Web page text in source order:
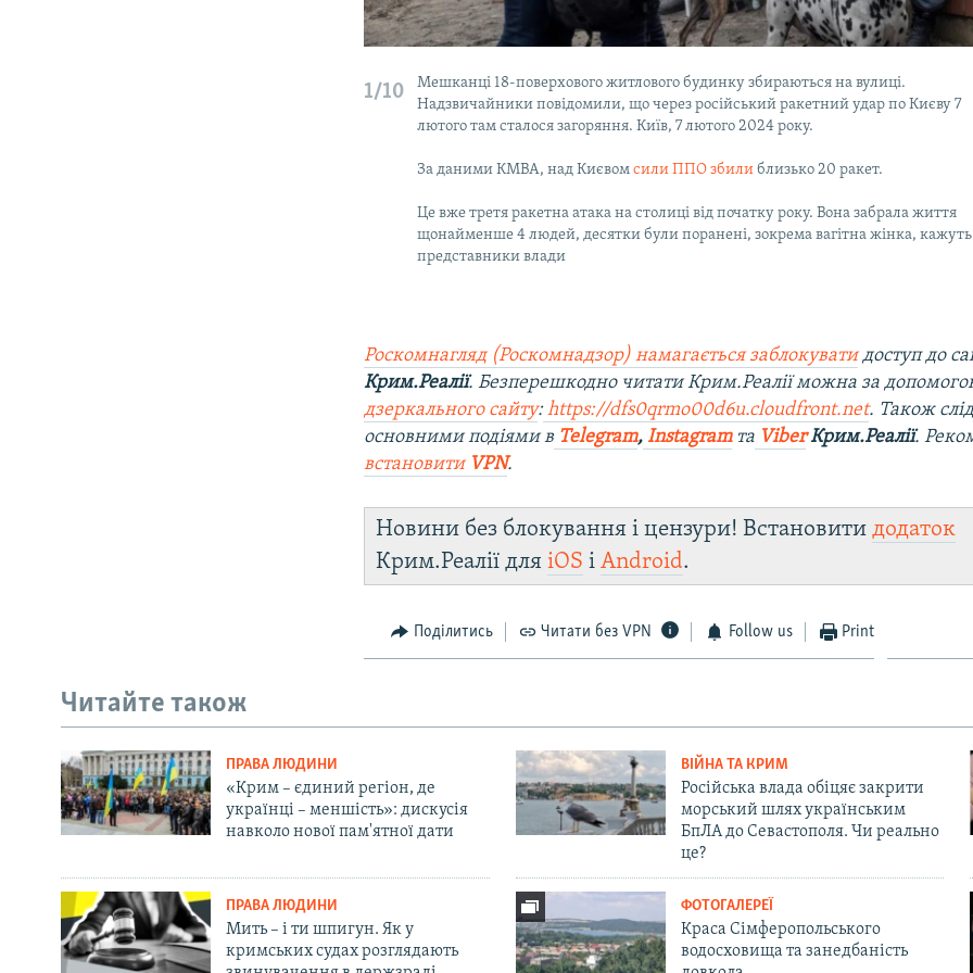
1/10
Мешканці 18-поверхового житлового будинку збираються на вулиці.
Надзвичайники повідомили, що через російський ракетний удар по Києву 7
лютого там сталося загоряння. Київ, 7 лютого 2024 року.
За даними КМВА, над Києвомсили ППО збили близько 20 ракет.
Це вже третя ракетна атака на столиці від початку року. Вона забрала життя
щонайменше 4 людей, десятки були поранені, зокрема вагітна жінка, кажуть
представники влади
Роскомнагляд (Роскомнадзор) намагається заблокуватидоступ до
Крим.Реалії. Безперешкодно читати Крим.Реалії можна за
дзеркального сайту: https://dfs0qrmo00d6u.cloudfront.net. Також
основними подіями в Telegram, Instagramта ViberКрим.Реалії.
встановити VPN.
Новини без блокування і цензури! Встановитидодаток
Крим.Реалії дляiOS іAndroid.
Поділитись Читати без VPN Follow us Print
Читайте також
ПРАВА ЛЮДИНИ
«Крим – єдиний регіон, де
українці – меншість»: дискусія
навколо нової пам'ятної дати
ВІЙНА ТА КРИМ
Російська влада обіцяє закрити
морський шлях українським
БпЛА до Севастополя. Чи реально
це?
ПРАВА ЛЮДИНИ
Мить – і ти шпигун. Як у
кримських судах розглядають
ФОТОГАЛЕРЕЇ
Краса Сімферопольського
водосховища та занедбаність